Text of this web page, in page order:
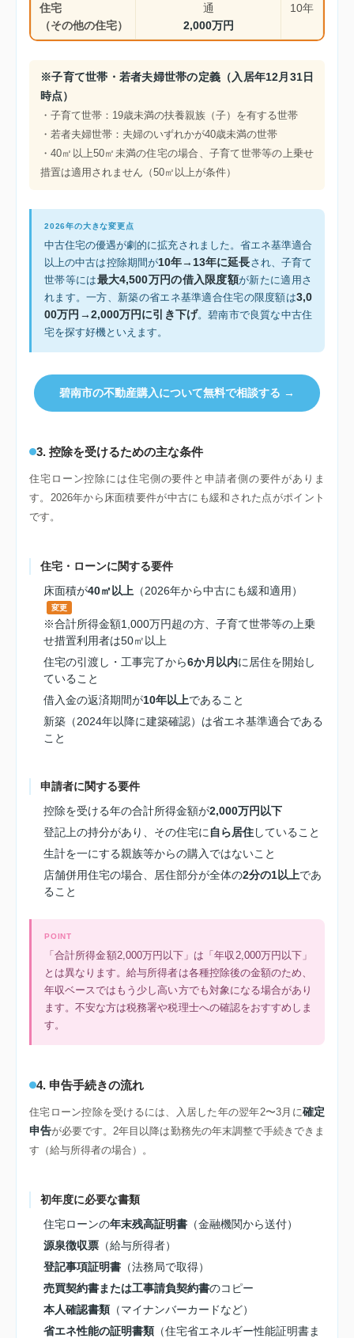
住宅
（その他の住宅）
通
2,000万円
10年
※子育て世帯・若者夫婦世帯の定義（入居年12月31日
時点）
・子育て世帯：19歳未満の扶養親族（子）を有する世帯
・若者夫婦世帯：夫婦のいずれかが40歳未満の世帯
・40㎡以上50㎡未満の住宅の場合、子育て世帯等の上乗せ
措置は適用されません（50㎡以上が条件）
2026年の大きな変更点
中古住宅の優遇が劇的に拡充されました。省エネ基準適合
以上の中古は控除期間が10年→13年に延長され、子育て
世帯等には最大4,500万円の借入限度額が新たに適用さ
れます。一方、新築の省エネ基準適合住宅の限度額は3,0
00万円→2,000万円に引き下げ。碧南市で良質な中古住
宅を探す好機といえます。
碧南市の不動産購入について無料で相談する →
3. 控除を受けるための主な条件
住宅ローン控除には住宅側の要件と申請者側の要件がありま
す。2026年から床面積要件が中古にも緩和された点がポイント
です。
住宅・ローンに関する要件
床面積が40㎡以上 （2026年から中古にも緩和適用）
変更
※合計所得金額1,000万円超の方、子育て世帯等の上乗
せ措置利用者は50㎡以上
住宅の引渡し・工事完了から6か月以内に居住を開始し
ていること
借入金の返済期間が10年以上であること
新築（2024年以降に建築確認）は省エネ基準適合である
こと
申請者に関する要件
控除を受ける年の合計所得金額が2,000万円以下
登記上の持分があり、その住宅に 自ら居住していること
生計を一にする親族等からの購入ではないこと
店舗併用住宅の場合、居住部分が全体の2分の1以上であ
ること
POINT
「合計所得金額2,000万円以下」は「年収2,000万円以下」
とは異なります。給与所得者は各種控除後の金額のため、
年収ベースではもう少し高い方でも対象になる場合があり
ます。不安な方は税務署や税理士への確認をおすすめしま
す。
4. 申告手続きの流れ
住宅ローン控除を受けるには、入居した年の翌年2〜3月に確定
申告が必要です。2年目以降は勤務先の年末調整で手続きできま
す（給与所得者の場合）。
初年度に必要な書類
住宅ローンの年末残高証明書 （金融機関から送付）
源泉徴収票 （給与所得者）
登記事項証明書 （法務局で取得）
売買契約書または工事請負契約書のコピー
本人確認書類 （マイナンバーカードなど）
省エネ性能の証明書類 （住宅省エネルギー性能証明書ま